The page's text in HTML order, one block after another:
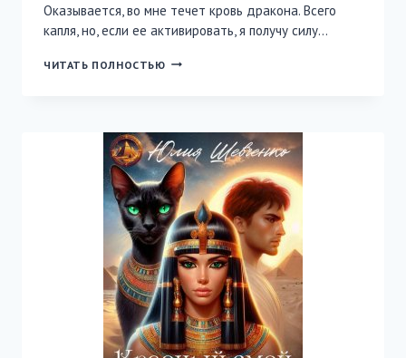
Оказывается, во мне течет кровь дракона. Всего
капля, но, если ее активировать, я получу силу…
ЧИТАТЬ ПОЛНОСТЬЮ ДРАКОН,